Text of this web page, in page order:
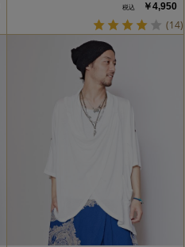
￥4,950
(14)